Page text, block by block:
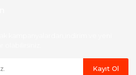
Kayıt Ol